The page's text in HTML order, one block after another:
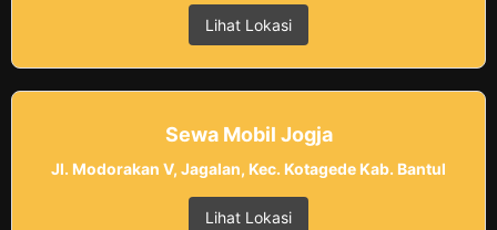
Lihat Lokasi
Sewa Mobil Jogja
Jl. Modorakan V, Jagalan, Kec. Kotagede Kab. Bantul
Lihat Lokasi